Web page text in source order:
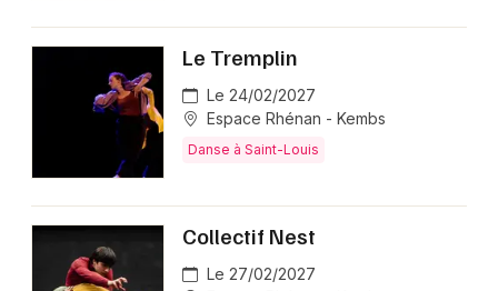
Le Tremplin
Le 24/02/2027
Espace Rhénan - Kembs
Danse à Saint-Louis
Collectif Nest
Le 27/02/2027